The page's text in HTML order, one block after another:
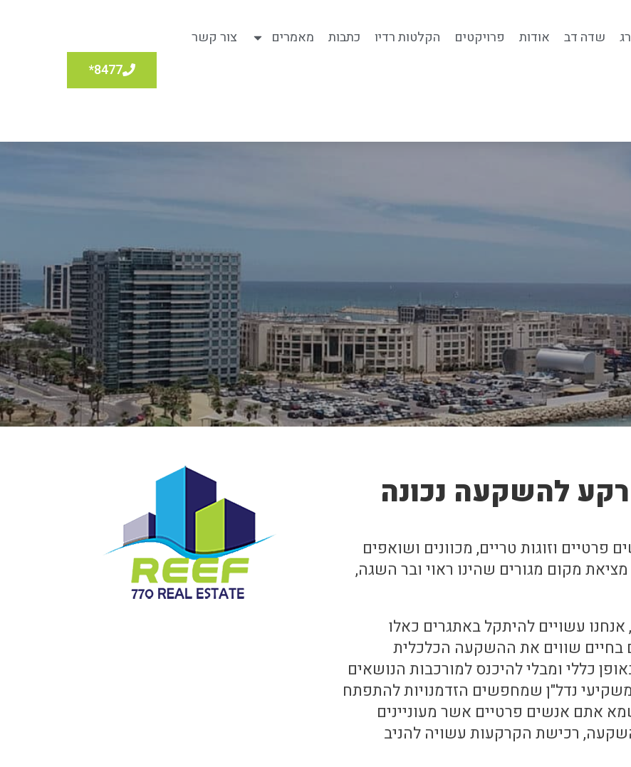
שדה דב אודות פרויקטים הקלטות רדיו כתבות מאמרים
צור קשר
8477*
להשקעה נכונה
פרטיים וזוגות טריים, מכוונים ושואפים
מקום מגורים שהינו ראוי ובר השגה,
עשויים להיתקל באתגרים כאלו
בחיים שווים את ההשקעה הכלכלית
כללי ומבלי להיכנס למורכבות הנושאים
נדל"ן שמחפשים הזדמנויות להתפתח
אתם אנשים פרטיים אשר מעוניינים
רכישת הקרקעות עשויה להניב